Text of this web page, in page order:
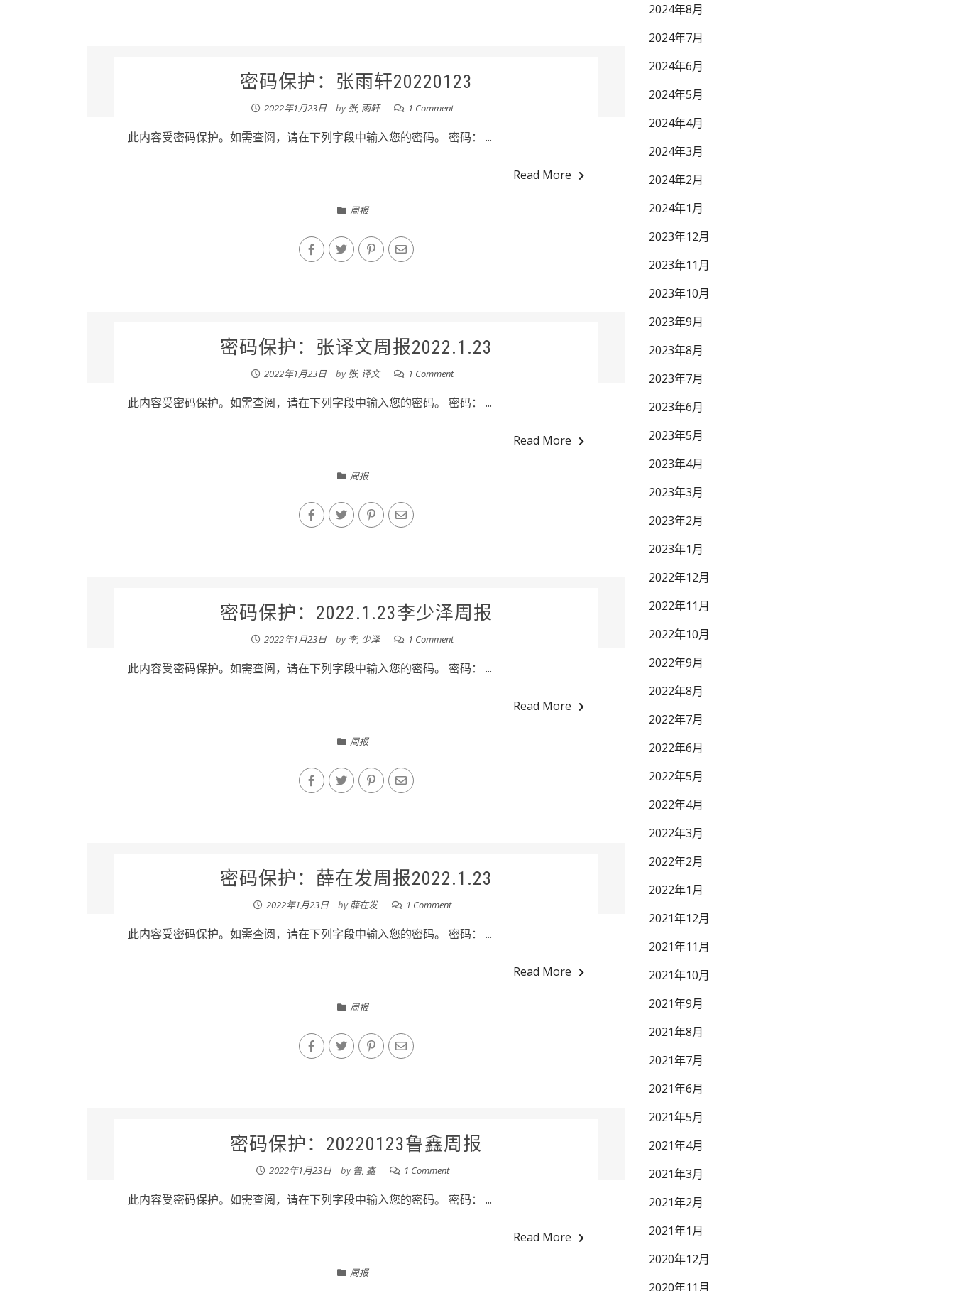
密码保护：张雨轩20220123
2022年1月23日 by 张, 雨轩 1 Comment
此内容受密码保护。如需查阅，请在下列字段中输入您的密码。 密码： ...
Read More
周报
密码保护：张译文周报2022.1.23
2022年1月23日 by 张, 译文 1 Comment
此内容受密码保护。如需查阅，请在下列字段中输入您的密码。 密码： ...
Read More
周报
密码保护：2022.1.23李少泽周报
2022年1月23日 by李, 少泽 1 Comment
此内容受密码保护。如需查阅，请在下列字段中输入您的密码。 密码： ...
Read More
周报
密码保护：薛在发周报2022.1.23
2022年1月23日 by薛在发 1 Comment
此内容受密码保护。如需查阅，请在下列字段中输入您的密码。 密码： ...
Read More
周报
密码保护：20220123鲁鑫周报
2022年1月23日 by 鲁, 鑫 1 Comment
此内容受密码保护。如需查阅，请在下列字段中输入您的密码。 密码： ...
Read More
周报
2024年8月
2024年7月
2024年6月
2024年5月
2024年4月
2024年3月
2024年2月
2024年1月
2023年12月
2023年11月
2023年10月
2023年9月
2023年8月
2023年7月
2023年6月
2023年5月
2023年4月
2023年3月
2023年2月
2023年1月
2022年12月
2022年11月
2022年10月
2022年9月
2022年8月
2022年7月
2022年6月
2022年5月
2022年4月
2022年3月
2022年2月
2022年1月
2021年12月
2021年11月
2021年10月
2021年9月
2021年8月
2021年7月
2021年6月
2021年5月
2021年4月
2021年3月
2021年2月
2021年1月
2020年12月
2020年11月